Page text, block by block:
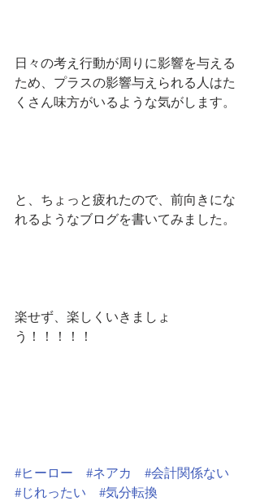
日々の考え行動が周りに影響を与える
ため、プラスの影響与えられる人はた
くさん味方がいるような気がします。
と、ちょっと疲れたので、前向きにな
れるようなブログを書いてみました。
楽せず、楽しくいきましょ
う！！！！！
#ヒーロー #ネアカ
#会計関係ない
#じれったい
#気分転換